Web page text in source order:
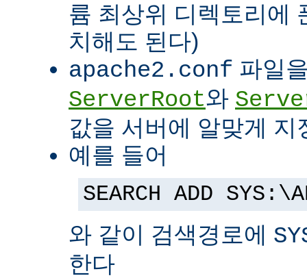
륨 최상위 디렉토리에
치해도 된다)
apache2.conf 파일
ServerRoot와
값을 서버에 알맞게 지
예를 들어
SEARCH ADD
와 같이 검색경로에
한다